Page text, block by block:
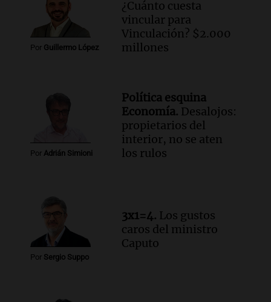
Por Guillermo López
¿Cuánto cuesta
vincular para
Vinculación? $2.000
millones
Por Adrián Simioni
Política esquina
Economía. Desalojos:
propietarios del
interior, no se aten
los rulos
Por Sergio Suppo
3x1=4. Los gustos
caros del ministro
Caputo